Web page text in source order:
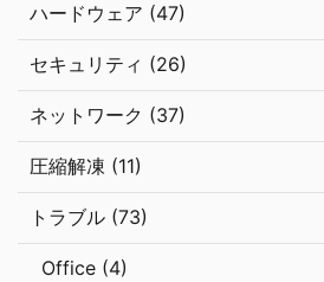
ハードウェア (47)
セキュリティ (26)
ネットワーク (37)
圧縮解凍 (11)
トラブル (73)
Office (4)